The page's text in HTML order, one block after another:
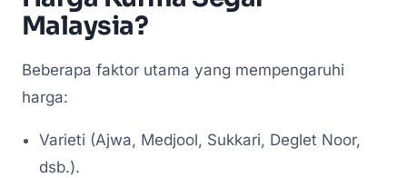
Malaysia?
Beberapa faktor utama yang mempengaruhi
harga:
Varieti (Ajwa, Medjool, Sukkari, Deglet Noor,
dsb.).